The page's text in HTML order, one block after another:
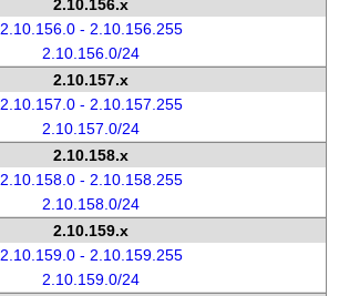
2.10.156.x
2.10.156.0 - 2.10.156.255
2.10.156.0/24
2.10.157.x
2.10.157.0 - 2.10.157.255
2.10.157.0/24
2.10.158.x
2.10.158.0 - 2.10.158.255
2.10.158.0/24
2.10.159.x
2.10.159.0 - 2.10.159.255
2.10.159.0/24